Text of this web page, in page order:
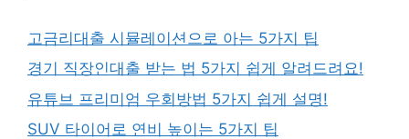
고금리대출 시뮬레이션으로 아는 5가지 팁
경기 직장인대출 받는 법 5가지 쉽게 알려드려요!
유튜브 프리미엄 우회방법 5가지 쉽게 설명!
SUV 타이어로 연비 높이는 5가지 팁